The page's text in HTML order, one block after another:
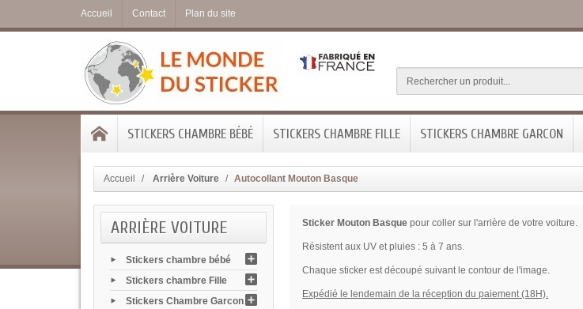
Accueil Contact Plan du site
STICKERS CHAMBRE BÉBÉ STICKERS CHAMBRE FILLE STICKERS CHAMBRE GARCON
Accueil Arrière Voiture Autocollant Mouton Basque
ARRIÈRE VOITURE
Stickers chambre bébé
Stickers chambre Fille
Stickers Chambre Garcon
Sticker Mouton Basquepour coller sur l'arrière de votre voiture.
Résistent aux UV et pluies : 5 à 7 ans.
Chaque sticker est découpé suivant le contour de l'image.
Expédié le lendemain de la réception du paiement (18H).